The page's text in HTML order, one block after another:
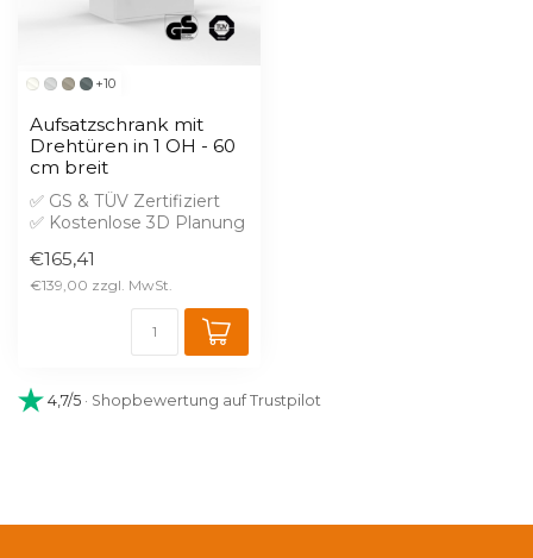
+10
Aufsatzschrank mit
Drehtüren in 1 OH - 60
cm breit
✅ GS & TÜV Zertifiziert
✅ Kostenlose 3D Planung
Aufprei...
€165,41
€139,00
4,7/5 · Shopbewertung auf Trustpilot